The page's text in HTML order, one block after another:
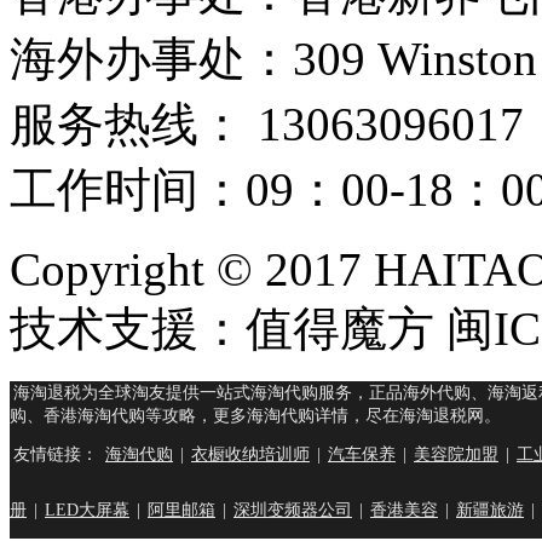
海外办事处：309
服务热线： 13063096017
工作时间：09：00-18：
Copyright © 2017
技术支援：值得魔方 闽
海淘退税为全球淘友提供一站式海淘代购服务，正品海外代购、海淘
购、香港海淘代购等攻略，更多海淘代购详情，尽在海淘退税网。
友情链接： 海淘代购 衣橱收纳培训师 汽车保养 美容院加盟 工
册 LED大屏幕 阿里邮箱 深圳变频器公司 香港美容 新疆旅游